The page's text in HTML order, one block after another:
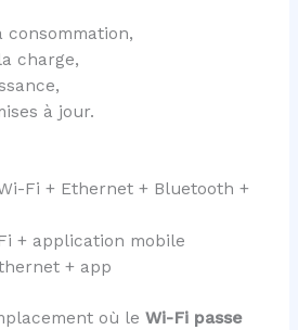
consommation,
charge,
à jour.
Fi + Ethernet + Bluetooth +
+ application mobile
+ app
où le Wi-Fi passe